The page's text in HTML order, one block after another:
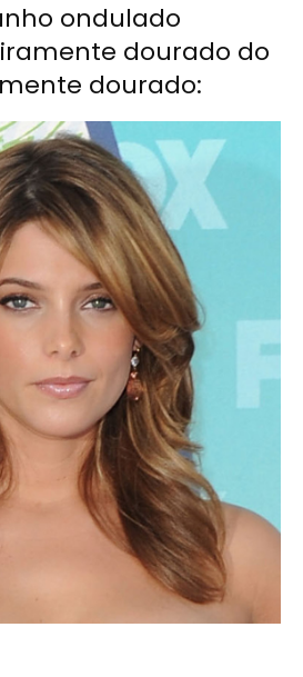
ondulado
dourado do
dourado: